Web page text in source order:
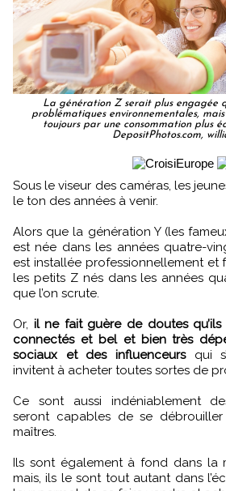
La génération Z serait plus engagée
problématiques environnementales,
toujours par une consommation plus
DepositPhotos.com,
Sous le viseur des caméras, les jeunes sont censés donner
le ton des années à venir.
Alors que la génération Y (les
est née dans les années quatre-
est installée professionnellement et
les petits Z nés dans les années
que l’on scrute.
Or, il ne fait guère de doutes
connectés et bel et bien très
sociaux et des influenceursqui
invitent à acheter toutes sortes de
Ce sont aussi indéniablement
seront capables de se débrouiller
maîtres.
Ils sont également à fond dans
mais, ils le sont tout autant dans